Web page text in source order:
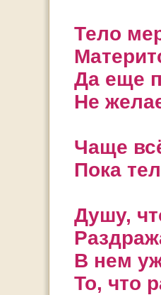
Тело
Да еще
Не
Чаще
Пока
Душу,
В нем
То, что